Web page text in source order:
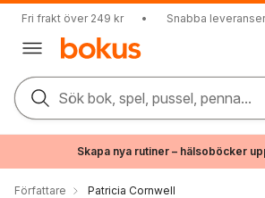
Fri frakt över 249 kr • Snabba leveranser
Sök bok, spel, pussel, penna...
Skapa nya rutiner – hälsoböcker
Författare Patricia Cornwell